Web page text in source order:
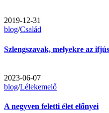
2019-12-31
blog/Család
Szlengszavak, melyekre az
2023-06-07
blog/Lélekemelő
A negyven feletti élet előnyei